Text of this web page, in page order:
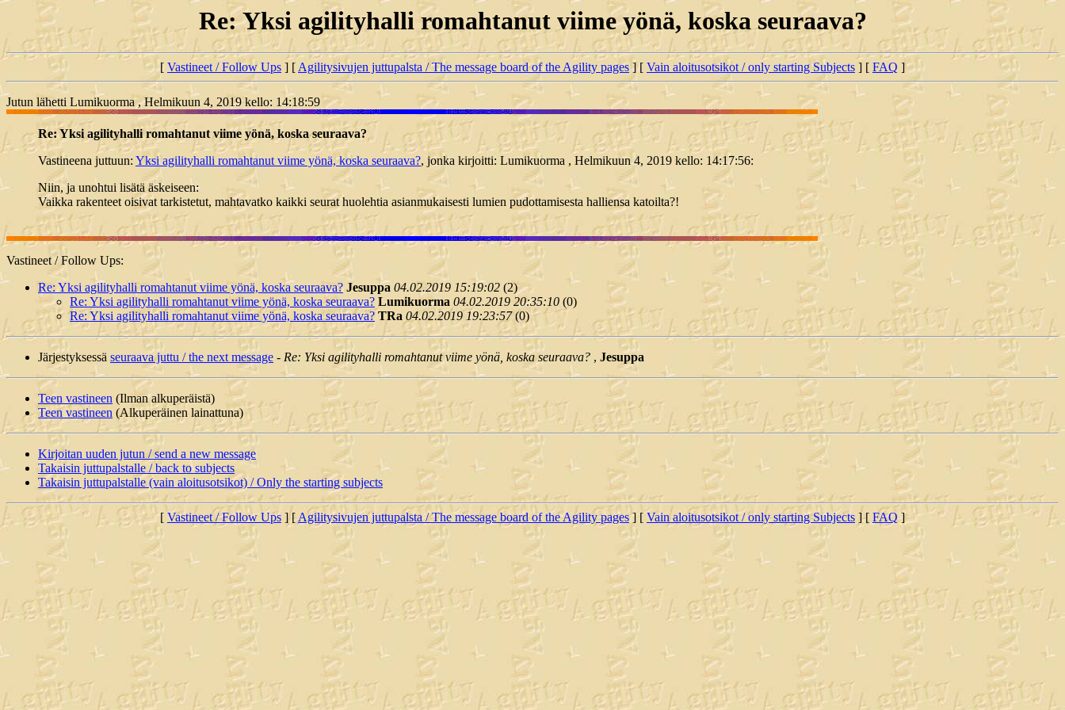
Re: Yksi agilityhalli romahtanut viime yönä, koska seuraava?
[ Vastineet / Follow Ups ] [Agilitysivujen juttupalsta / The message board of the Agility pages] [ Vain aloitusotsikot / only starting Subjects ] [ FAQ ]
Jutun lähetti Lumikuorma , Helmikuun 4, 2019 kello: 14:18:59
Re: Yksi agilityhalli romahtanut viime yönä, koska seuraava?
Vastineena juttuun: Yksi agilityhalli romahtanut viime yönä, koska seuraava?, jonka kirjoitti: Lumikuorma , Helmikuun 4, 2019 kello: 14:17:56:
Niin, ja unohtui lisätä äskeiseen:
Vaikka rakenteet oisivat tarkistetut, mahtavatko kaikki seurat huolehtia asianmukaisesti lumien pudottamisesta halliensa katoilta?!
Vastineet / Follow Ups:
Re: Yksi agilityhalli romahtanut viime yönä, koska seuraava? Jesuppa 04.02.2019 15:19:02 (2)
Re: Yksi agilityhalli romahtanut viime yönä, koska seuraava? Lumikuorma 04.02.2019 20:35:10 (0)
Re: Yksi agilityhalli romahtanut viime yönä, koska seuraava? TRa 04.02.2019 19:23:57(0)
Järjestyksessä seuraava juttu / the next message - Re: Yksi agilityhalli romahtanut viime yönä, koska seuraava? , Jesuppa
Teen vastineen (Ilman alkuperäistä)
Teen vastineen (Alkuperäinen lainattuna)
Kirjoitan uuden jutun / send a new message
Takaisin juttupalstalle / back to subjects
Takaisin juttupalstalle (vain aloitusotsikot) / Only the starting subjects
[ Vastineet / Follow Ups ] [Agilitysivujen juttupalsta / The message board of the Agility pages] [ Vain aloitusotsikot / only starting Subjects ] [ FAQ ]